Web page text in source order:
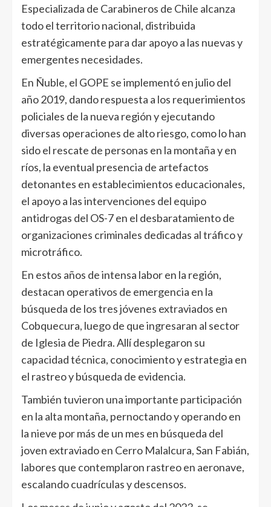
Especializada de Carabineros de Chile alcanza
todo el territorio nacional, distribuida
estratégicamente para dar apoyo a las nuevas y
emergentes necesidades.
En Ñuble, el GOPE se implementó en julio del
año 2019, dando respuesta a los requerimientos
policiales de la nueva región y ejecutando
diversas operaciones de alto riesgo, como lo han
sido el rescate de personas en la montaña y en
ríos, la eventual presencia de artefactos
detonantes en establecimientos educacionales,
el apoyo a las intervenciones del equipo
antidrogas del OS-7 en el desbaratamiento de
organizaciones criminales dedicadas al tráfico y
microtráfico.
En estos años de intensa labor en la región,
destacan operativos de emergencia en la
búsqueda de los tres jóvenes extraviados en
Cobquecura, luego de que ingresaran al sector
de Iglesia de Piedra. Allí desplegaron su
capacidad técnica, conocimiento y estrategia en
el rastreo y búsqueda de evidencia.
También tuvieron una importante participación
en la alta montaña, pernoctando y operando en
la nieve por más de un mes en búsqueda del
joven extraviado en Cerro Malalcura, San Fabián,
labores que contemplaron rastreo en aeronave,
escalando cuadrículas y descensos.